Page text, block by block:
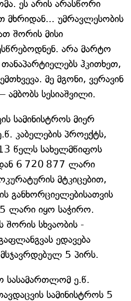
ეს არის არასწორი
მხრიდან... უმრავლესობის
შორის მისი
არა მარტო
ჰკითხეთ,
მე მგონი, ვერავინ
სესიაშვილი.
სამინისტროს მიერ
კაბელების პროექტს,
წელს სახელმწიფოს
6 720 877 ლარი
მტკიცებით,
განხორციელებისათვის
ლარი იყო საჭირო.
შორის სხვაობის -
ედავება
5 პირს.
სასამართლომ ე.წ.
სამინისტროს 5